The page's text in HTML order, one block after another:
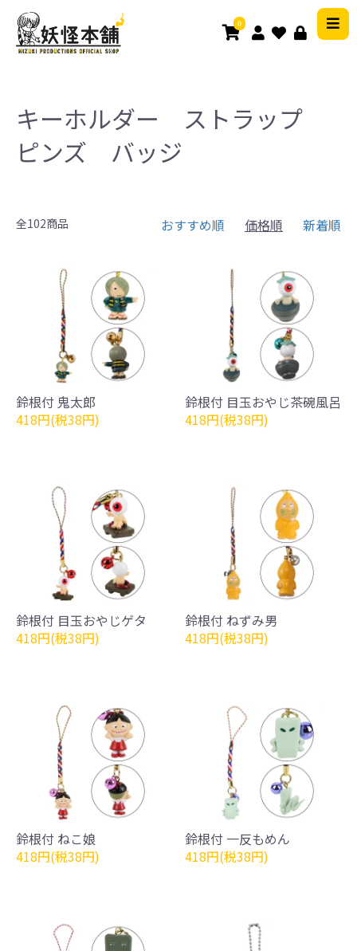
0
キーホルダー ストラップ
ピンズ バッジ
全102商品 おすすめ順 価格順 新着順
鈴根付 鬼太郎
418円(税38円)
鈴根付 目玉おやじ茶碗風呂
418円(税38円)
鈴根付 目玉おやじゲタ
418円(税38円)
鈴根付 ねずみ男
418円(税38円)
鈴根付 ねこ娘
418円(税38円)
鈴根付 一反もめん
418円(税38円)